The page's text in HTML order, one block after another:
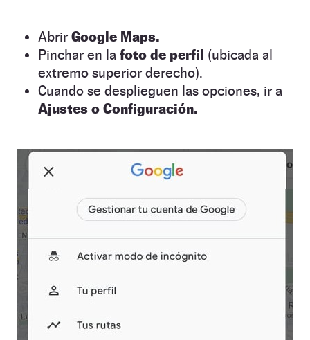
Abrir Google Maps.
Pinchar en la foto de perfil (ubicada al
extremo superior derecho).
Cuando se desplieguen las opciones, ir a
Ajustes o Configuración.